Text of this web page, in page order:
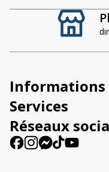
t
i
v
e
:
Informations
Services
Réseaux